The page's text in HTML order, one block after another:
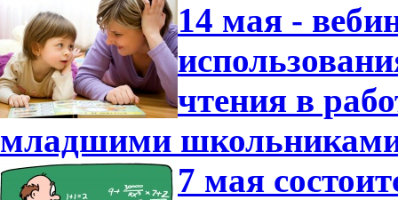
14 мая -
чтения в
младшими
7 мая